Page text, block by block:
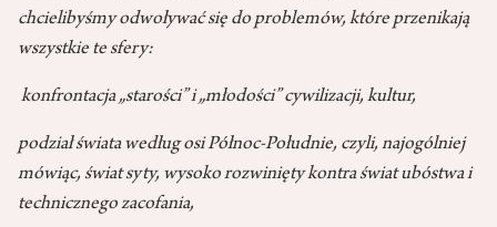
chcielibyśmy odwoływać się do problemów, które przenikają
wszystkie te sfery:
konfrontacja „starości” i „młodości” cywilizacji, kultur,
podział świata według osi Północ-Południe, czyli, najogólniej
mówiąc, świat syty, wysoko rozwinięty kontra świat ubóstwa i
technicznego zacofania,